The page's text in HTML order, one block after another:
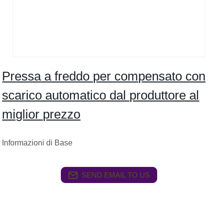
Pressa a freddo per compensato con
scarico automatico dal produttore al
miglior prezzo
Informazioni di Base
SEND EMAIL TO US